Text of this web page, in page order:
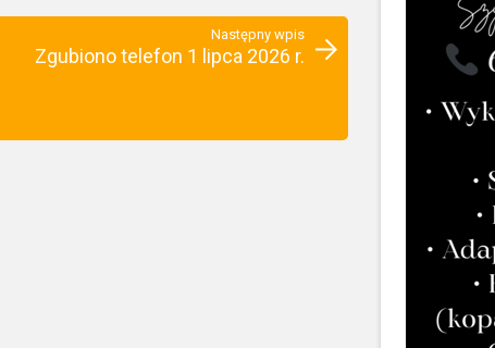
Następny wpis
Zgubiono telefon 1 lipca 2026 r.